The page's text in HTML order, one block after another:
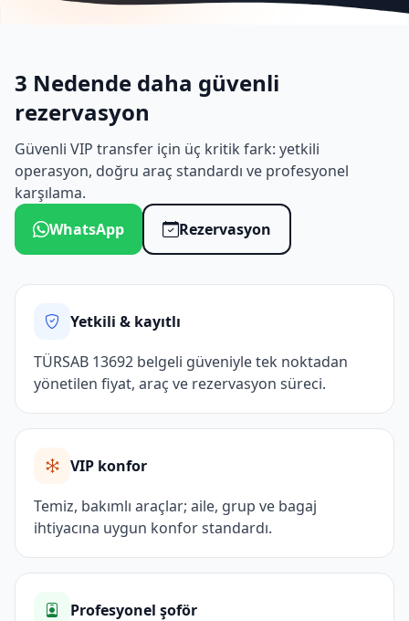
3 Nedende daha güvenli
rezervasyon
Güvenli VIP transfer için üç kritik fark: yetkili
operasyon, doğru araç standardı ve profesyonel
karşılama.
WhatsApp
Rezervasyon
Yetkili & kayıtlı
TÜRSAB 13692 belgeli güveniyle tek noktadan
yönetilen fiyat, araç ve rezervasyon süreci.
VIP konfor
Temiz, bakımlı araçlar; aile, grup ve bagaj
ihtiyacına uygun konfor standardı.
Profesyonel şoför